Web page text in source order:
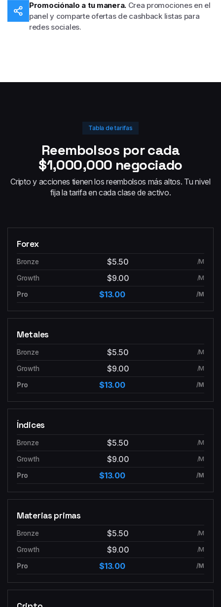
Promociónalo a tu manera. Crea promociones en el
panel y comparte ofertas de cashback listas para
redes sociales.
Tabla de tarifas
Reembolsos por cada
$1,000,000 negociado
Cripto y acciones tienen los reembolsos más altos. Tu nivel
fija la tarifa en cada clase de activo.
Forex
$5.50 /M
$9.00 /M
$13.00 /M
Metales
$5.50 /M
$9.00 /M
$13.00 /M
Índices
$5.50 /M
$9.00 /M
$13.00 /M
Materias primas
$5.50 /M
$9.00 /M
$13.00 /M